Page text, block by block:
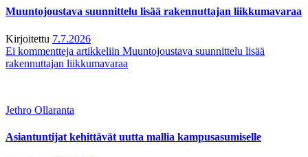
Muuntojoustava suunnittelu lisää rakennuttajan liikkumavaraa
Kirjoitettu 7.7.2026
Ei kommentteja artikkeliin Muuntojoustava suunnittelu lisää
rakennuttajan liikkumavaraa
Jethro Ollaranta
Asiantuntijat kehittävät uutta mallia kampusasumiselle